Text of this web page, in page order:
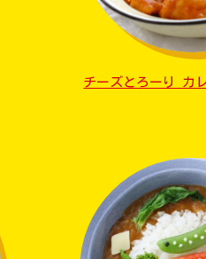
チーズとろーり カ